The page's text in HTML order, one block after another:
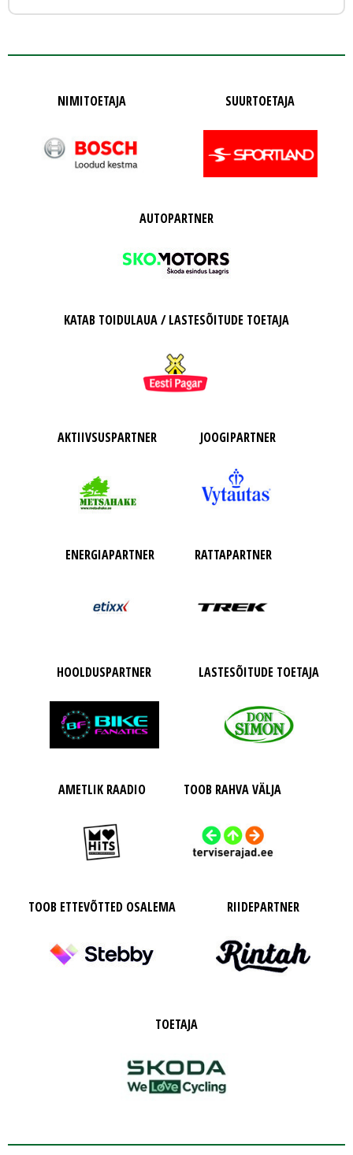
NIMITOETAJA SUURTOETAJA
AUTOPARTNER
KATAB TOIDULAUA / LASTESÕITUDE TOETAJA
AKTIIVSUSPARTNER JOOGIPARTNER
ENERGIAPARTNER RATTAPARTNER
HOOLDUSPARTNER LASTESÕITUDE TOETAJA
AMETLIK RAADIO TOOB RAHVA VÄLJA
TOOB ETTEVÕTTED OSALEMA RIIDEPARTNER
TOETAJA